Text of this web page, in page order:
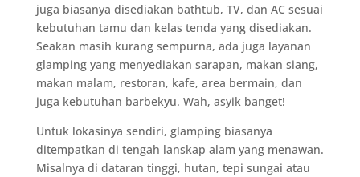
juga biasanya disediakan bathtub, TV, dan AC sesuai
kebutuhan tamu dan kelas tenda yang disediakan.
Seakan masih kurang sempurna, ada juga layanan
glamping yang menyediakan sarapan, makan siang,
makan malam, restoran, kafe, area bermain, dan
juga kebutuhan barbekyu. Wah, asyik banget!
Untuk lokasinya sendiri, glamping biasanya
ditempatkan di tengah lanskap alam yang menawan.
Misalnya di dataran tinggi, hutan, tepi sungai atau